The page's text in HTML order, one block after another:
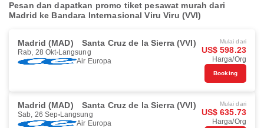
Pesan dan dapatkan promo tiket pesawat murah dari
Madrid ke Bandara Internasional Viru Viru (VVI)
Madrid (MAD) Santa Cruz de la Sierra (VVI)
Rab, 28 Okt Langsung
Air Europa
Mulai dari
US$ 598.23
Harga/Org
Booking
Madrid (MAD) Santa Cruz de la Sierra (VVI)
Sab, 26 Sep Langsung
Air Europa
Mulai dari
US$ 635.73
Harga/Org